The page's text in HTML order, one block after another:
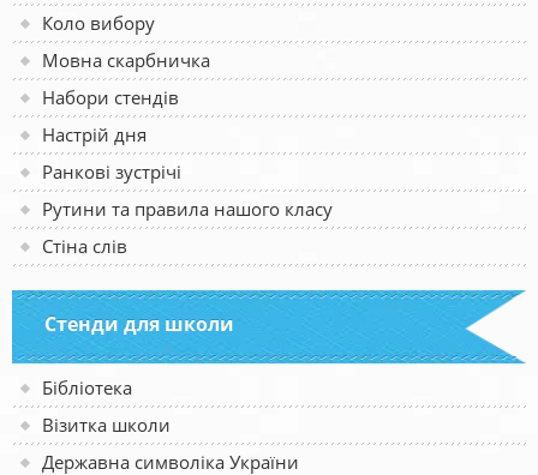
Коло вибору
Мовна скарбничка
Набори стендів
Настрій дня
Ранкові зустрічі
Рутини та правила нашого класу
Стіна слів
Стенди для школи
Бібліотека
Візитка школи
Державна символіка України